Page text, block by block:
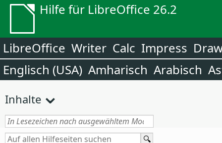
Hilfe für LibreOffice 26.2
LibreOffice Writer Calc Impress
Englisch (USA) Amharisch Arabisch
Inhalte